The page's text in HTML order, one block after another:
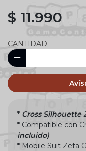
$ 11.990
CANTIDAD
* Cross Silhouette
* Compatible con
incluido).
* Mobile Suit Zeta